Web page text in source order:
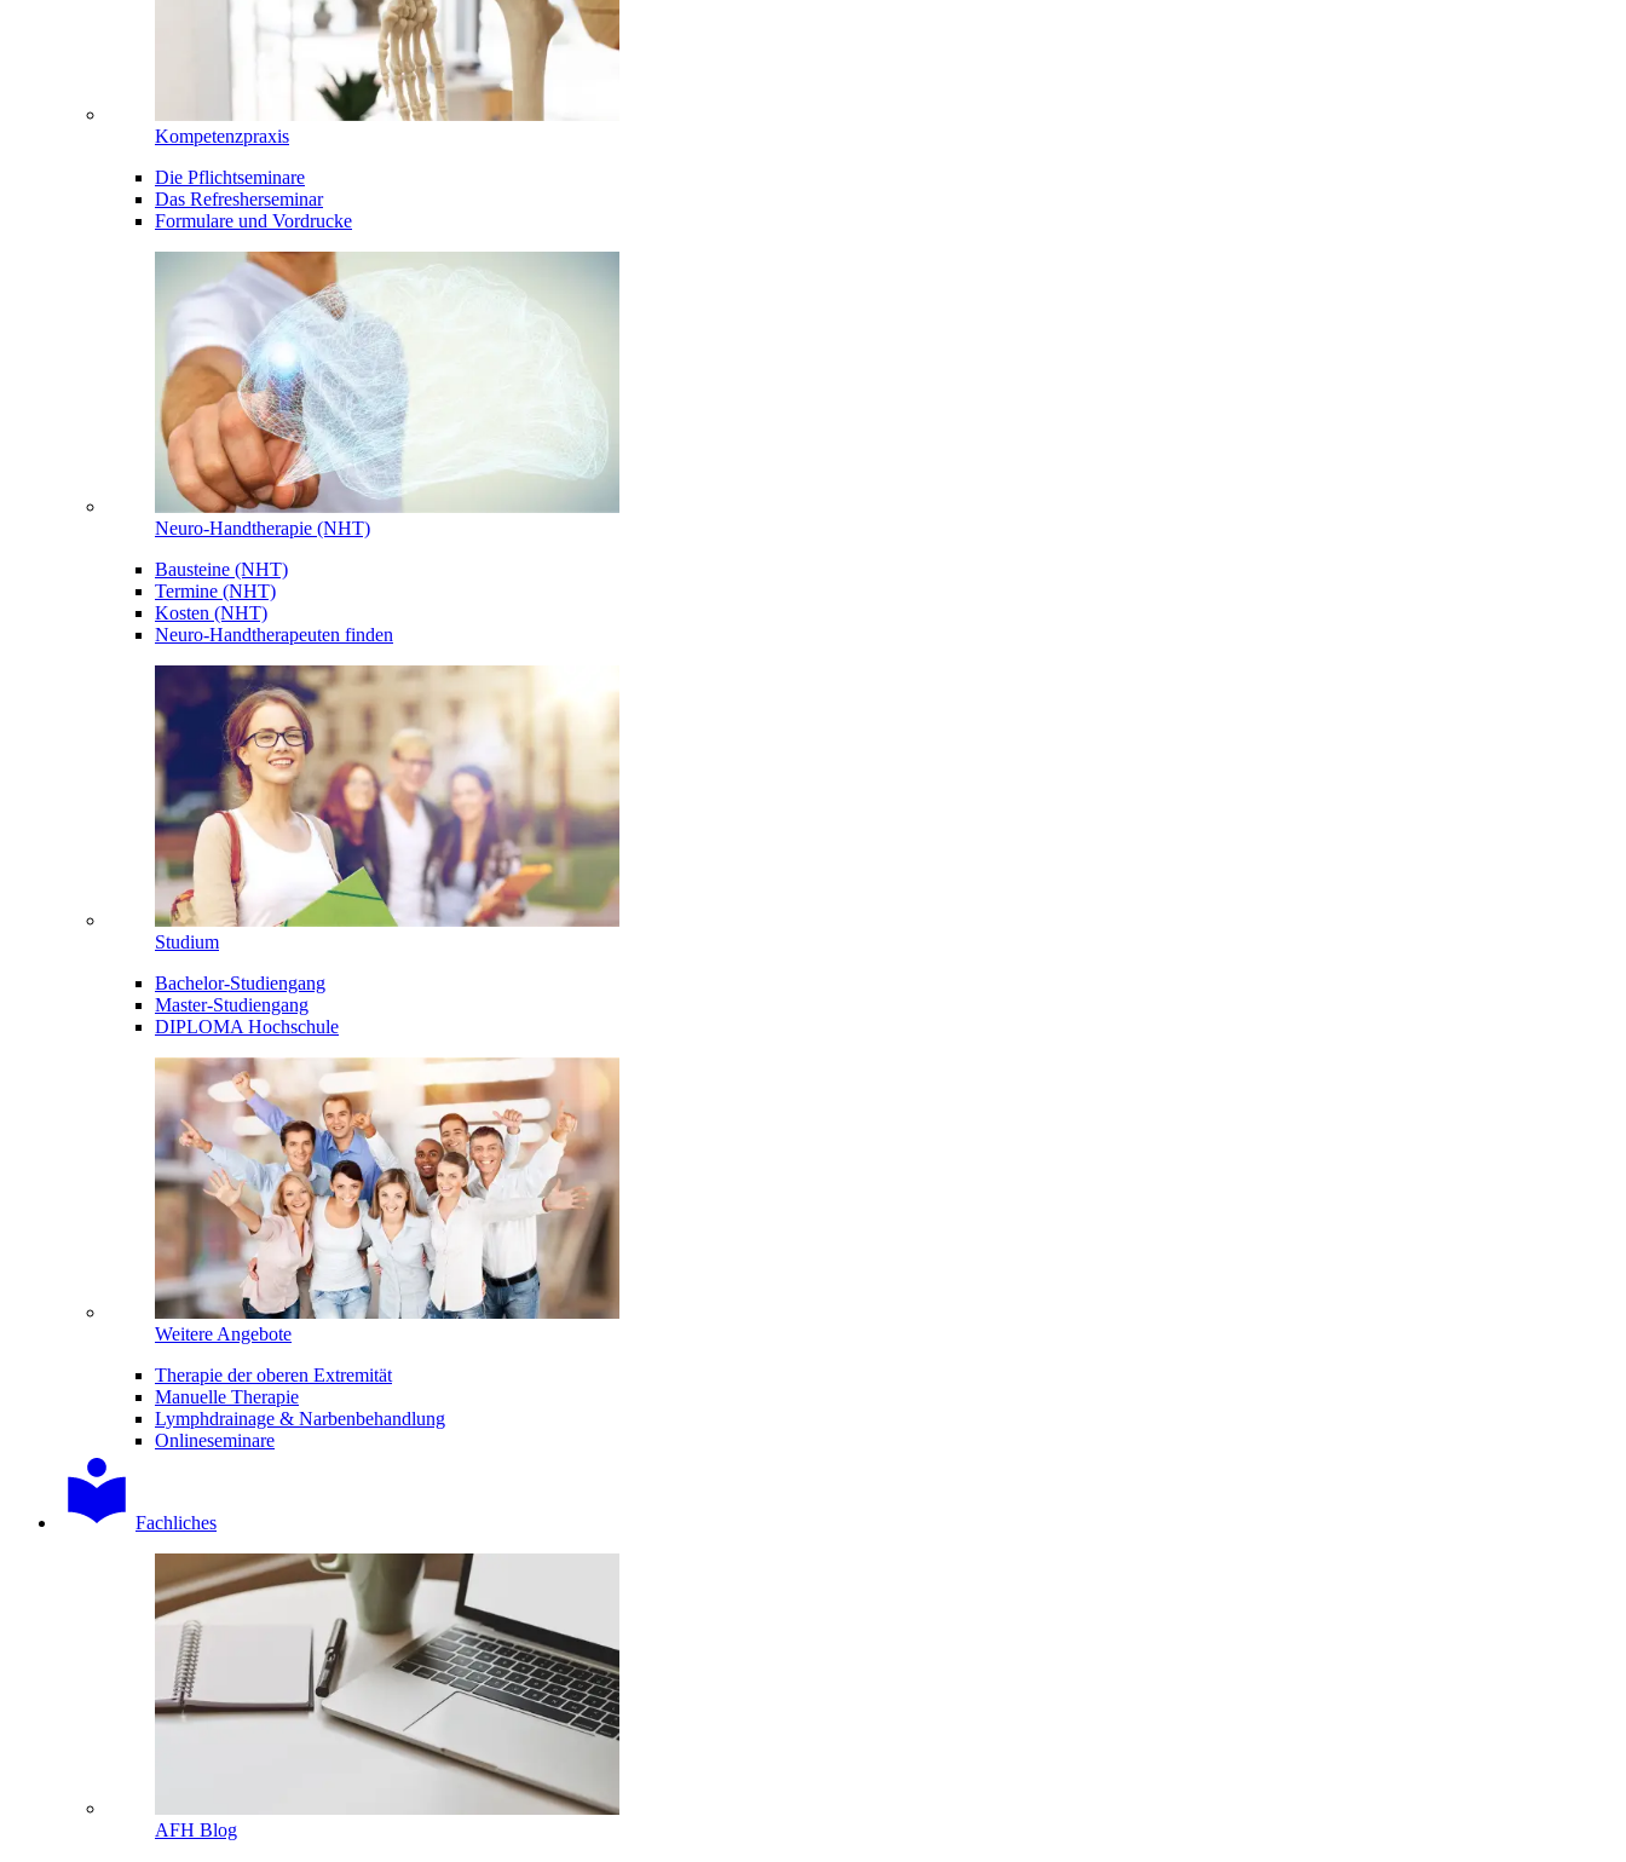
Kompetenzpraxis
Die Pflichtseminare
Das Refresherseminar
Formulare und Vordrucke
Neuro-Handtherapie (NHT)
Bausteine (NHT)
Termine (NHT)
Kosten (NHT)
Neuro-Handtherapeuten finden
Studium
Bachelor-Studiengang
Master-Studiengang
DIPLOMA Hochschule
Weitere Angebote
Therapie der oberen Extremität
Manuelle Therapie
Lymphdrainage & Narbenbehandlung
Onlineseminare
Fachliches
AFH Blog